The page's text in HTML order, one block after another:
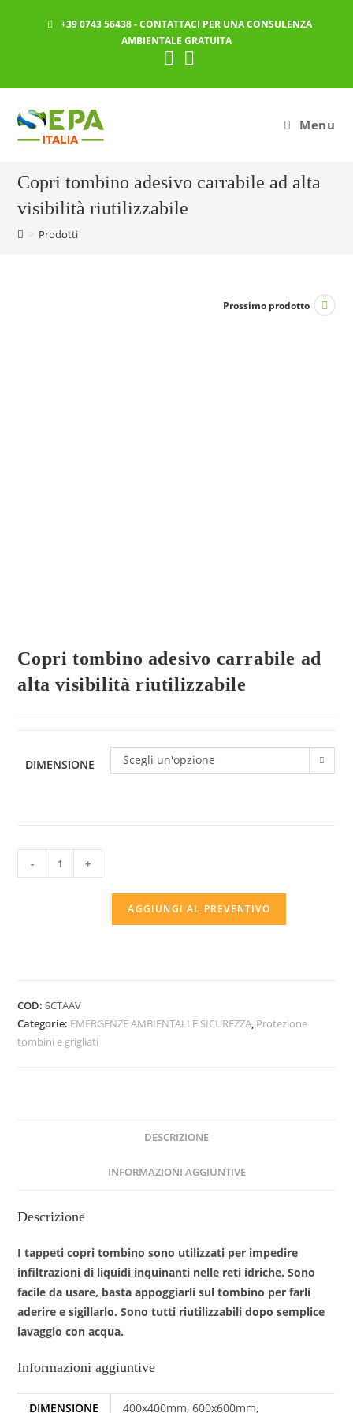
+39 0743 56438 - CONTATTACI PER UNA CONSULENZA
AMBIENTALE GRATUITA
Menu
Copri tombino adesivo carrabile ad alta
visibilità riutilizzabile
> Prodotti
Prossimo prodotto
Copri tombino adesivo carrabile ad
alta visibilità riutilizzabile
DIMENSIONE Scegli un'opzione
tombino
quantità
- +
AGGIUNGI AL PREVENTIVO
COD:SCTAAV
Categorie: EMERGENZE AMBIENTALI E SICUREZZA, Protezione
tombini e grigliati
DESCRIZIONE
INFORMAZIONI AGGIUNTIVE
Descrizione
I tappeti copri tombino sono utilizzati per impedire
infiltrazioni di liquidi inquinanti nelle reti idriche. Sono
facile da usare, basta appoggiarli sul tombino per farli
aderire e sigillarlo. Sono tutti riutilizzabili dopo semplice
lavaggio con acqua.
Informazioni aggiuntive
DIMENSIONE 400x400mm, 600x600mm,